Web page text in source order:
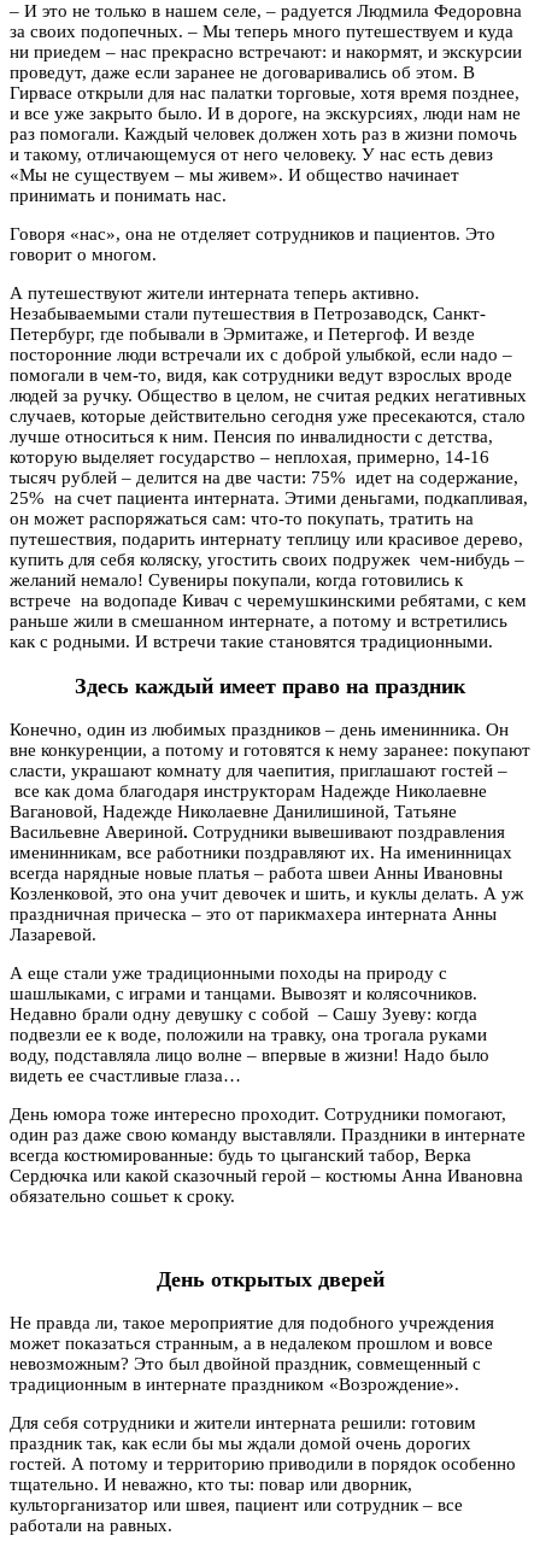
– И это не только в нашем селе, – радуется Людмила Федоровна
за своих подопечных. – Мы теперь много путешествуем и куда
ни приедем – нас прекрасно встречают: и накормят, и экскурсии
проведут, даже если заранее не договаривались об этом. В
Гирвасе открыли для нас палатки торговые, хотя время позднее,
и все уже закрыто было. И в дороге, на экскурсиях, люди нам не
раз помогали. Каждый человек должен хоть раз в жизни помочь
и такому, отличающемуся от него человеку. У нас есть девиз
«Мы не существуем – мы живем». И общество начинает
принимать и понимать нас.
Говоря «нас», она не отделяет сотрудников и пациентов. Это
говорит о многом.
А путешествуют жители интерната теперь активно.
Незабываемыми стали путешествия в Петрозаводск, Санкт-
Петербург, где побывали в Эрмитаже, и Петергоф. И везде
посторонние люди встречали их с доброй улыбкой, если надо –
помогали в чем-то, видя, как сотрудники ведут взрослых вроде
людей за ручку. Общество в целом, не считая редких негативных
случаев, которые действительно сегодня уже пресекаются, стало
лучше относиться к ним. Пенсия по инвалидности с детства,
которую выделяет государство – неплохая, примерно, 14-16
тысяч рублей – делится на две части: 75% идет на содержание,
25% на счет пациента интерната. Этими деньгами, подкапливая,
он может распоряжаться сам: что-то покупать, тратить на
путешествия, подарить интернату теплицу или красивое дерево,
купить для себя коляску, угостить своих подружек чем-нибудь –
желаний немало! Сувениры покупали, когда готовились к
встрече на водопаде Кивач с черемушкинскими ребятами, с кем
раньше жили в смешанном интернате, а потому и встретились
как с родными. И встречи такие становятся традиционными.
Здесь каждый имеет право на праздник
Конечно, один из любимых праздников – день именинника. Он
вне конкуренции, а потому и готовятся к нему заранее: покупают
сласти, украшают комнату для чаепития, приглашают гостей –
все как дома благодаря инструкторам Надежде Николаевне
Вагановой, Надежде Николаевне Данилишиной, Татьяне
Васильевне Авериной. Сотрудники вывешивают поздравления
именинникам, все работники поздравляют их. На именинницах
всегда нарядные новые платья – работа швеи Анны Ивановны
Козленковой, это она учит девочек и шить, и куклы делать. А уж
праздничная прическа – это от парикмахера интерната Анны
Лазаревой.
А еще стали уже традиционными походы на природу с
шашлыками, с играми и танцами. Вывозят и колясочников.
Недавно брали одну девушку с собой – Сашу Зуеву: когда
подвезли ее к воде, положили на травку, она трогала руками
воду, подставляла лицо волне – впервые в жизни! Надо было
видеть ее счастливые глаза…
День юмора тоже интересно проходит. Сотрудники помогают,
один раз даже свою команду выставляли. Праздники в интернате
всегда костюмированные: будь то цыганский табор, Верка
Сердючка или какой сказочный герой – костюмы Анна Ивановна
обязательно сошьет к сроку.
День открытых дверей
Не правда ли, такое мероприятие для подобного учреждения
может показаться странным, а в недалеком прошлом и вовсе
невозможным? Это был двойной праздник, совмещенный с
традиционным в интернате праздником «Возрождение».
Для себя сотрудники и жители интерната решили: готовим
праздник так, как если бы мы ждали домой очень дорогих
гостей. А потому и территорию приводили в порядок особенно
тщательно. И неважно, кто ты: повар или дворник,
культорганизатор или швея, пациент или сотрудник – все
работали на равных.